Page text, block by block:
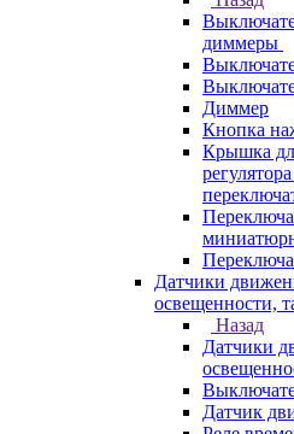
диммеры
Диммер
Кнопка
Крышка
Датчики
освещенности,
Назад
Датчики
Датчик